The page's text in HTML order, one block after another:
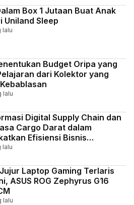
Box 1 Jutaan Buat Anak
Uniland Sleep
lalu
Budget Oripa yang
dari Kolektor yang
lalu
Digital Supply Chain dan
Cargo Darat dalam
Efisiensi Bisnis
lalu
Laptop Gaming Terlaris
ASUS ROG Zephyrus G16
lalu